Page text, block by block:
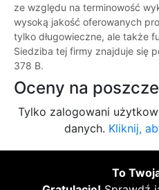
ze względu na terminowość
wysoką jakość oferowanych
tylko długowieczne, ale także
Siedziba tej firmy znajduje się
378 B.
Oceny na
Tylko zalogowani
danych. Kliknij,
To